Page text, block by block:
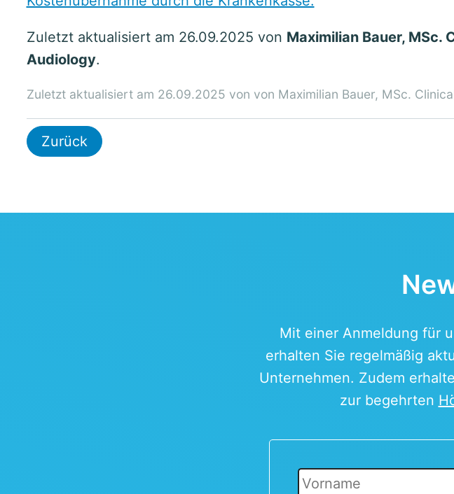
Zuletzt aktualisiert am 26.09.2025 von Maximilian Bauer, MSc.
Audiology.
Zuletzt aktualisiert am 26.09.2025 von von Maximilian Bauer, MSc.
Zurück
Mit einer Anmeldung für
erhalten Sie regelmäßig
Unternehmen. Zudem
zur begehrten